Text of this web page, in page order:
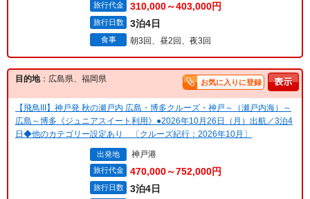
旅行代金 310,000～403,000円
旅行日数 3泊4日
食事 朝3回、昼2回、夜3回
目的地：広島県、福岡県 お気に入りに登録
【飛鳥III】神戸発 秋の瀬戸内 広島・博多クルーズ・神戸～（瀬戸内海）～
広島～博多《ジュニアスイート利用》●2026年10月26日（月）出航／3泊4
日◆他のカテゴリー設定あり 〔クルーズ紀行：2026年10月〕
出発地 神戸港
旅行代金 470,000～752,000円
旅行日数 3泊4日